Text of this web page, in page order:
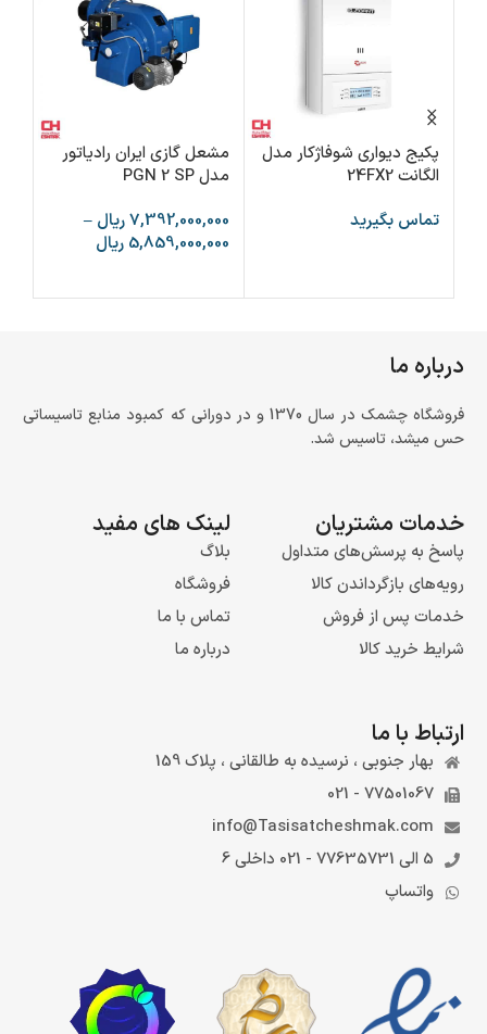
پکیج دیواری شوفاژکار مدل
الگانت 24FX2
تماس بگیرید
مشعل گازی ایران رادیاتور
مدل PGN 2 SP
7,392,000,000ریال –
5,859,000,000 ریال
درباره ما
فروشگاه چشمک در سال 1370 و در دورانی که کمبود منابع تاسیساتی
حس میشد، تاسیس شد.
خدمات مشتریان
پاسخ به پرسش‌های متداول
رویه‌های بازگرداندن کالا
خدمات پس از فروش
شرایط خرید کالا
لینک های مفید
بلاگ
فروشگاه
تماس با ما
درباره ما
ارتباط با ما
بهار جنوبی ، نرسیده به طالقانی ، پلاک 159
77501067 - 021
info@Tasisatcheshmak.com
5 الی 77635731 - 021 داخلی 6
واتساپ